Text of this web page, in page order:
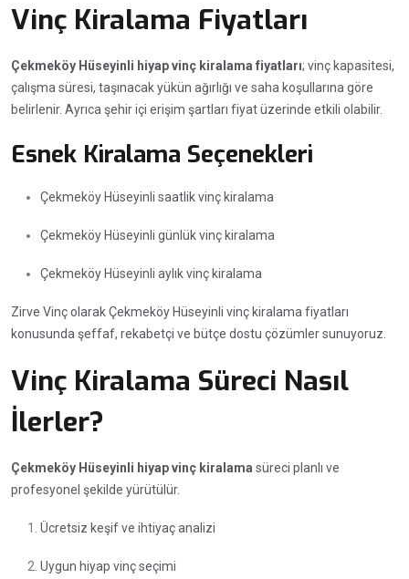
Vinç Kiralama Fiyatları
Çekmeköy Hüseyinli hiyap vinç kiralama fiyatları; vinç kapasitesi,
çalışma süresi, taşınacak yükün ağırlığı ve saha koşullarına göre
belirlenir. Ayrıca şehir içi erişim şartları fiyat üzerinde etkili olabilir.
Esnek Kiralama Seçenekleri
Çekmeköy Hüseyinli saatlik vinç kiralama
Çekmeköy Hüseyinli günlük vinç kiralama
Çekmeköy Hüseyinli aylık vinç kiralama
Zirve Vinç olarak Çekmeköy Hüseyinli vinç kiralama fiyatları
konusunda şeffaf, rekabetçi ve bütçe dostu çözümler sunuyoruz.
Vinç Kiralama Süreci Nasıl
İlerler?
Çekmeköy Hüseyinli hiyap vinç kiralama süreci planlı ve
profesyonel şekilde yürütülür.
Ücretsiz keşif ve ihtiyaç analizi
Uygun hiyap vinç seçimi